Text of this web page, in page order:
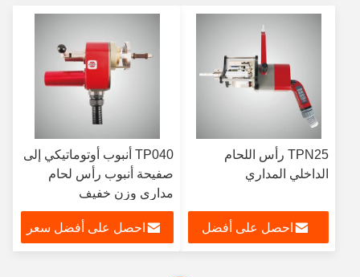
TPN25 رأس اللحام
الداخلي المداري
احصل على أفضل
TP040 أنبوب أوتوماتيكي إلى
صفيحة أنبوب رأس لحام
مداري وزن خفيف
احصل على أفضل سعر